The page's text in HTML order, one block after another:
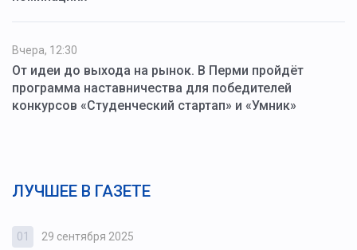
Вчера, 12:30
От идеи до выхода на рынок. В Перми пройдёт
программа наставничества для победителей
конкурсов «Студенческий стартап» и «Умник»
ЛУЧШЕЕ В ГАЗЕТЕ
01 29 сентября 2025